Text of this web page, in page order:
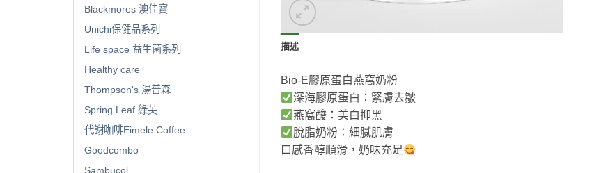
Blackmores 澳佳寶
Unichi保健品系列
Life space 益生菌系列
Healthy care
Thompson's 湯普森
Spring Leaf 綠芙
代謝咖啡Eimele Coffee
Goodcombo
Sambucol
描述
Bio-E膠原蛋白燕窩奶粉
深海膠原蛋白：緊膚去皺
燕窩酸：美白抑黑
脫脂奶粉：細膩肌膚
口感香醇順滑，奶味充足